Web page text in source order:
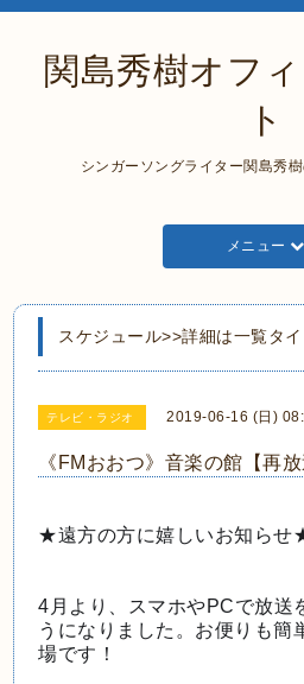
関島秀樹オフ
ト
シンガーソングライター関島秀
メニュー
スケジュール>>詳細は一覧タ
テレビ・ラジオ 2019-06-16 (日)
《FMおおつ》音楽の館【再放
★遠方の方に嬉しいお知らせ
4月より、スマホやPCで放送
うになりました。お便りも簡
場です！